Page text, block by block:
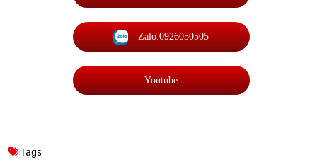
Zalo:0926050505
Youtube
Tags